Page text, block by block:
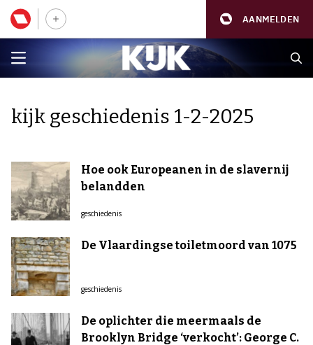
AANMELDEN
kijk geschiedenis 1-2-2025
Hoe ook Europeanen in de slavernij
belandden
geschiedenis
De Vlaardingse toiletmoord van 1075
geschiedenis
De oplichter die meermaals de
Brooklyn Bridge ‘verkocht’: George C.